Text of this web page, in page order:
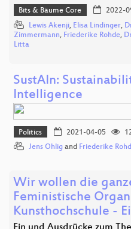
Bits & Bäume Core 2022-
Lewis Akenji, Elisa Lindinger,
Zimmermann, Friederike Rohde,
Litta
SustAIn:
Intelligence
Politics 2021-04-05
Jens Ohlig and Friederike
Wir wollen die
Feministische
Kunsthochschule -